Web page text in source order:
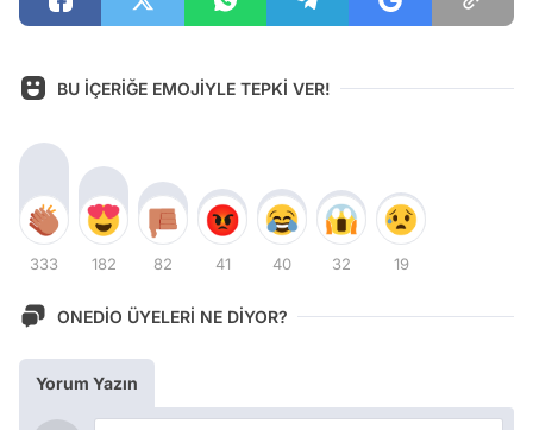
BU İÇERİĞE EMOJİYLE TEPKİ VER!
333 182 82 41 40 32 19
ONEDİO ÜYELERİ NE DİYOR?
Yorum Yazın